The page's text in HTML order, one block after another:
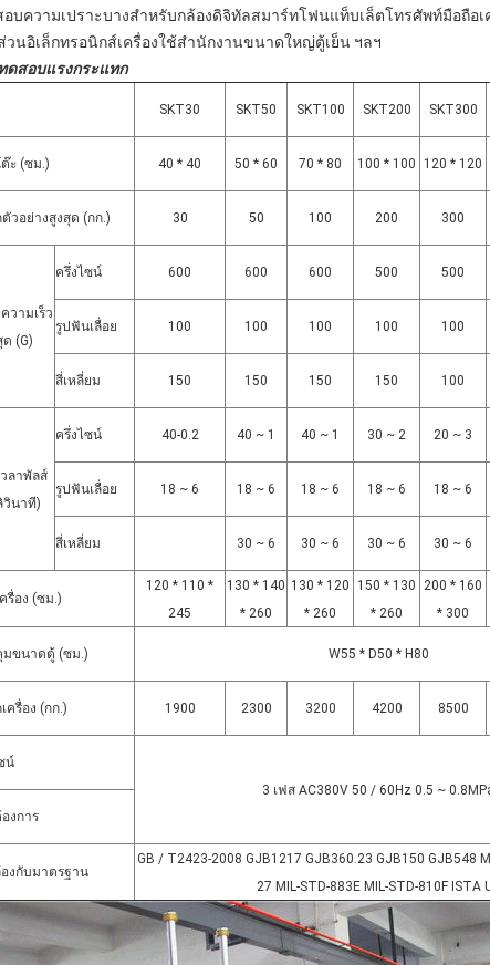
บความเปราะบางสำหรับกล้องดิจิทัลสมาร์ทโฟนแท็บเล็ตโทรศัพท์มือถือเ
วนอิเล็กทรอนิกส์เครื่องใช้สำนักงานขนาดใหญ่ตู้เย็น ฯลฯ
ดสอบแรงกระแทก
SKT30 SKT50 SKT100 SKT200 SKT300
ะ (ซม.) 40 * 40 50 * 60 70 * 80 100 * 100 120 * 120
วอย่างสูงสุด (กก.) 30 50 100 200 300
ความเร็ว
ด (G)
ครึ่งไซน์ 600 600 600 500 500
รูปฟันเลื่อย 100 100 100 100 100
สี่เหลี่ยม 150 150 150 150 100
วลาพัลส์
วินาที)
ครึ่งไซน์ 40-0.2 40 ~ 1 40 ~ 1 30 ~ 2 20 ~ 3
รูปฟันเลื่อย 18 ~ 6 18 ~ 6 18 ~ 6 18 ~ 6 18 ~ 6
สี่เหลี่ยม 30 ~ 6 30 ~ 6 30 ~ 6 30 ~ 6
รื่อง (ซม.)
120 * 110 *
245
130 * 140
* 260
130 * 120
* 260
150 * 130
* 260
200 * 160
* 300
ขนาดตู้ (ซม.) W55 * D50 * H80
ครื่อง (กก.) 1900 2300 3200 4200 8500
น์
3 เฟส AC380V 50 / 60Hz 0.5 ~
งการ
งกับมาตรฐาน
GB / T2423-2008 GJB1217 GJB360.23 GJB150 GJB548
27 MIL-STD-883E MIL-STD-810F ISTA